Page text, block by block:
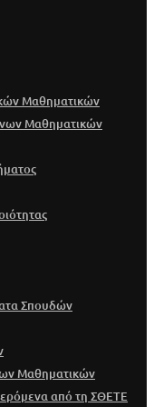
Μαθηματικών
Μαθηματικών
Σπουδών
Μαθηματικών
από τη ΣΘΕΤΕ